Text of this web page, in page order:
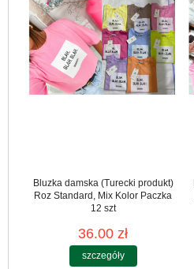
Bluzka damska (Turecki produkt)
Roz Standard, Mix Kolor Paczka
12 szt
36.00 zł
szczegóły